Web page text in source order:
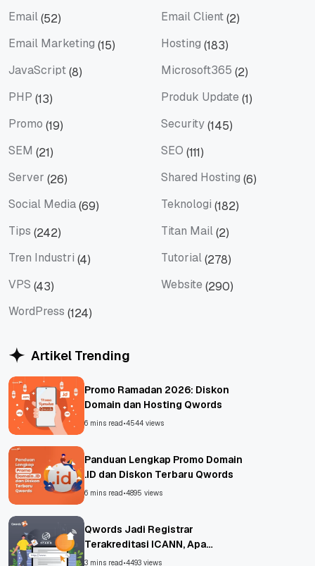
Email(52) Email Client(2)
Email Marketing (15) Hosting (183)
JavaScript(8) Microsoft365 (2)
PHP (13) Produk Update (1)
Promo (19) Security(145)
SEM (21) SEO (111)
Server (26) Shared Hosting (6)
Social Media(69) Teknologi (182)
Tips (242) Titan Mail(2)
Tren Industri (4) Tutorial(278)
VPS (43) Website (290)
WordPress (124)
Artikel Trending
Promo Ramadan 2026: Diskon
Domain dan Hosting Qwords
6 mins read•4544 views
Panduan Lengkap Promo Domain
.ID dan Diskon Terbaru Qwords
6 mins read•4895 views
Qwords Jadi Registrar
Terakreditasi ICANN, Apa
Untungnya?
3 mins read•4493 views